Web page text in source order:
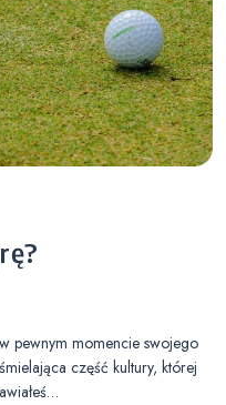
pewnym momencie swojego
część kultury, której